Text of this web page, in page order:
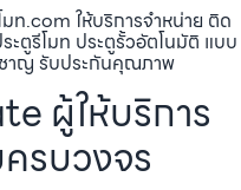
มท.com ให้บริการจำหน่าย ติด
ะตูรีโมท ประตูรั้วอัตโนมัติ แบบ
าญ รับประกันคุณภาพ
ผู้ให้บริการ
รบวงจร